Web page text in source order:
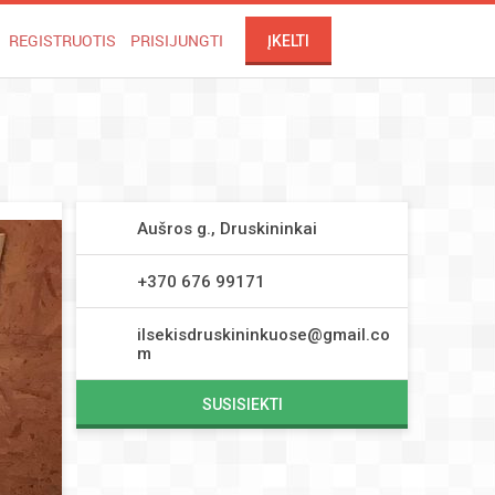
REGISTRUOTIS PRISIJUNGTI ĮKELTI
Aušros g., Druskininkai
+370 676 99171
ilsekisdruskininkuose@gmail.co
m
SUSISIEKTI